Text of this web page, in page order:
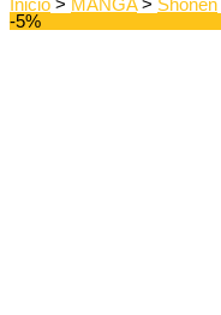
Inicio > MANGA> Shonen
-5%